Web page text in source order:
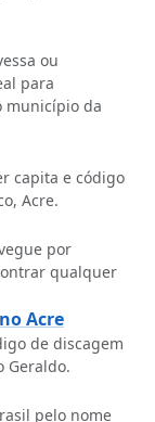
ou
para
município da
capita e código
Acre.
por
qualquer
Acre
de discagem
Geraldo.
pelo nome